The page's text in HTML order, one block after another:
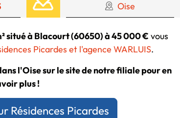
Oise
situé à Blacourt (60650) à 45 000 € vous
Picardes et l'agence WARLUIS.
l'Oise sur le site de notre filiale pour en
plus !
Résidences Picardes